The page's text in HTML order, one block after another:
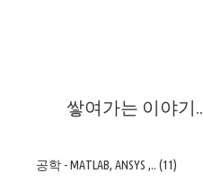
쌓여가는 이야기..
공학 - MATLAB, ANSYS ,.. (11)